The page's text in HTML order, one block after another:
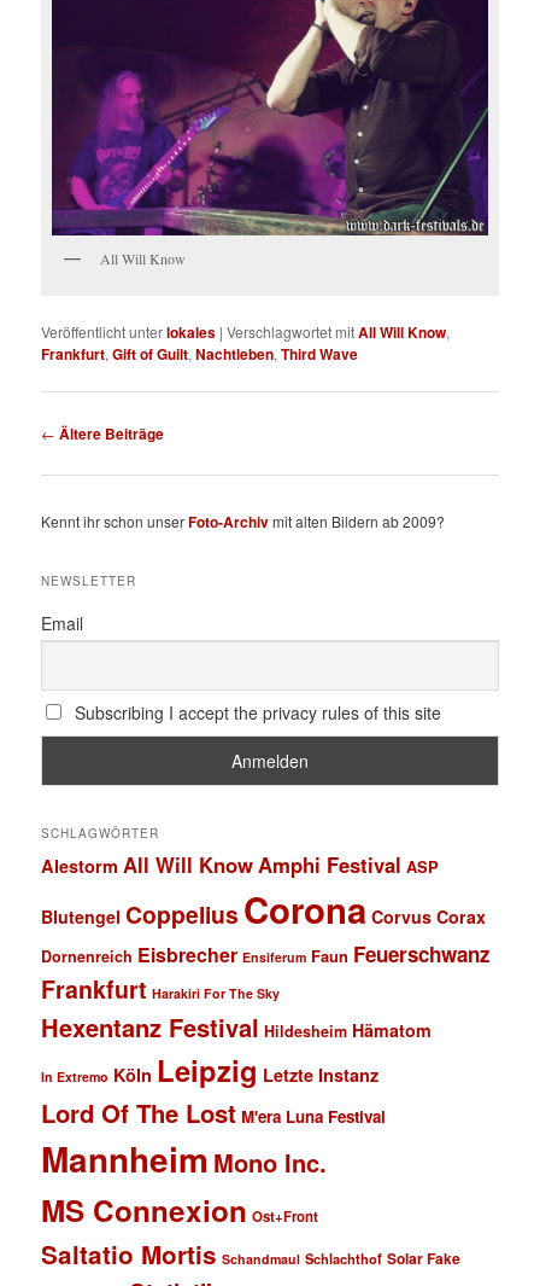
All Will Know
Veröffentlicht unterlokales |Verschlagwortet mitAll Will Know,
Frankfurt,Gift of Guilt,Nachtleben,Third Wave
Beitragsnavigation
← Ältere Beiträge
Kennt ihr schon unserFoto-Archivmit alten Bildern ab 2009?
NEWSLETTER
Email
Subscribing I accept the privacy rules of this site
SCHLAGWÖRTER
Alestorm All Will KnowAmphi Festival ASP
Blutengel Coppelius Corona Corvus Corax
Dornenreich Eisbrecher Ensiferum Faun Feuerschwanz
Frankfurt Harakiri For The Sky
Hexentanz Festival Hildesheim Hämatom
In Extremo Köln Leipzig Letzte Instanz
Lord Of The Lost M'era Luna Festival
Mannheim Mono Inc.
MS Connexion Ost+Front
Saltatio Mortis Schandmaul Schlachthof Solar Fake